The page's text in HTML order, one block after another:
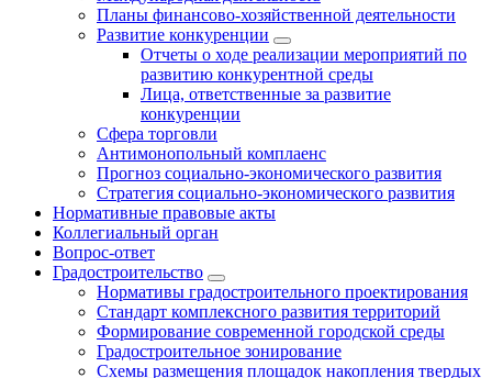
Планы финансово-хозяйственной деятельности
Развитие конкуренции
Отчеты о ходе реализации мероприятий по
развитию конкурентной среды
Лица, ответственные за развитие
конкуренции
Сфера торговли
Антимонопольный комплаенс
Прогноз социально-экономического развития
Стратегия социально-экономического развития
Нормативные правовые акты
Коллегиальный орган
Вопрос-ответ
Градостроительство
Нормативы градостроительного проектирования
Стандарт комплексного развития территорий
Формирование современной городской среды
Градостроительное зонирование
Схемы размещения площадок накопления твердых